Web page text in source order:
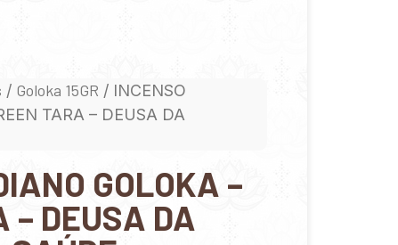
/ Goloka 15GR / INCENSO
TARA – DEUSA DA
GOLOKA –
– DEUSA DA